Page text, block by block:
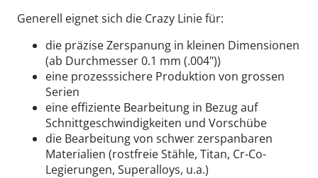
Generell eignet sich die Crazy Linie für:
die präzise Zerspanung in kleinen Dimensionen
(ab Durchmesser 0.1 mm (.004"))
eine prozesssichere Produktion von grossen
Serien
eine effiziente Bearbeitung in Bezug auf
Schnittgeschwindigkeiten und Vorschübe
die Bearbeitung von schwer zerspanbaren
Materialien (rostfreie Stähle, Titan, Cr-Co-
Legierungen, Superalloys, u.a.)